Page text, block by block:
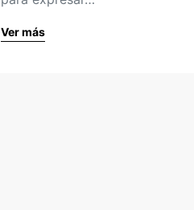
Ver más